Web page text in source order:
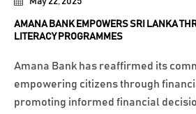
AMANA BANK EMPOWERS SRI LANKA
LITERACY PROGRAMMES
Amana Bank has reaffirmed its
empowering citizens through
promoting informed financial